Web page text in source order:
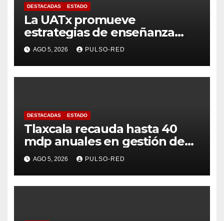
DESTACADAS ESTADO
La UATx promueve
estrategias de enseñanza
centradas en el contexto de
sus estudiantes
AGO 5, 2026 PULSO-RED
DESTACADAS ESTADO
Tlaxcala recauda hasta 40
mdp anuales en gestión de
residuos: PAA
AGO 5, 2026 PULSO-RED